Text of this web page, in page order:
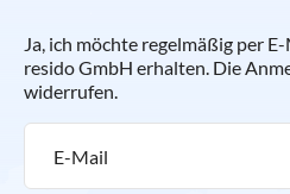
Ja, ich möchte regelmäßig per
resido GmbH erhalten. Die
widerrufen.